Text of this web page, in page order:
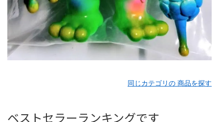
同じカテゴリの 商品を探す
ベストセラーランキングです